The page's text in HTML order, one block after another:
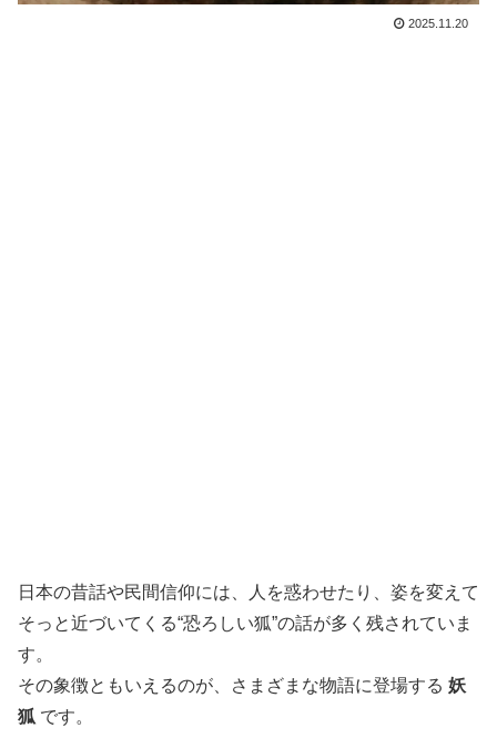
2025.11.20
日本の昔話や民間信仰には、人を惑わせたり、姿を変えて
そっと近づいてくる“恐ろしい狐”の話が多く残されていま
す。
その象徴ともいえるのが、さまざまな物語に登場する 妖
狐 です。